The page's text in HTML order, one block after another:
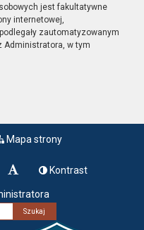
jest fakultatywne
internetowej,
zautomatyzowanym
Administratora, w tym
Mapa strony
Kontrast